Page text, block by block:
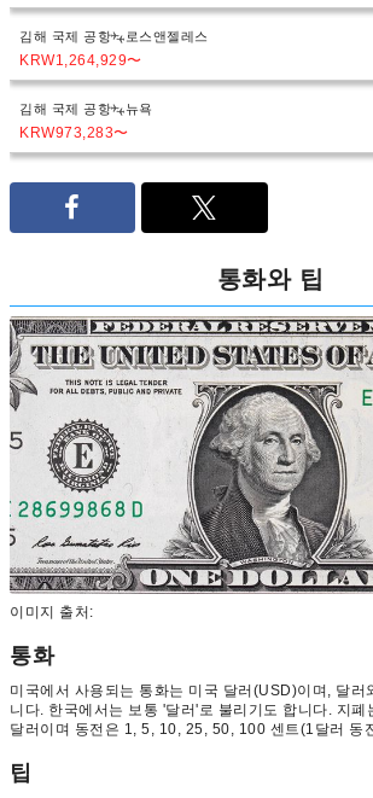
김해 국제 공항 로스앤젤레스
KRW1,264,929〜
김해 국제 공항 뉴욕
KRW973,283〜
통화와 팁
이미지 출처:
통화
미국에서 사용되는 통화는 미국 달러(USD)이며, 달러
니다. 한국에서는 보통 '달러'로 불리기도 합니다. 지
달러이며 동전은 1, 5, 10, 25, 50, 100 센트(1달러 동
팁